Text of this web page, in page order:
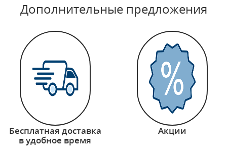
Дополнительные предложения
Бесплатная доставка
в удобное время
Акции